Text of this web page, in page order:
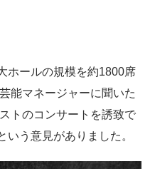
ホールの規模を約1800席
能マネージャーに聞いた
トのコンサートを誘致で
う意見がありました。